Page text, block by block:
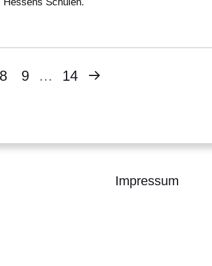
Seite
8 Seite
9 …
Letzte
14
Nächste
HESSEN bewegt
Impressum